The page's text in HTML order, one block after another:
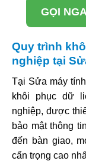
GỌI
Quy trình
nghiệp tại
Tại Sửa máy
khôi phục dữ
nghiệp, được
bảo mật thông
đến bàn giao,
cẩn trọng cao